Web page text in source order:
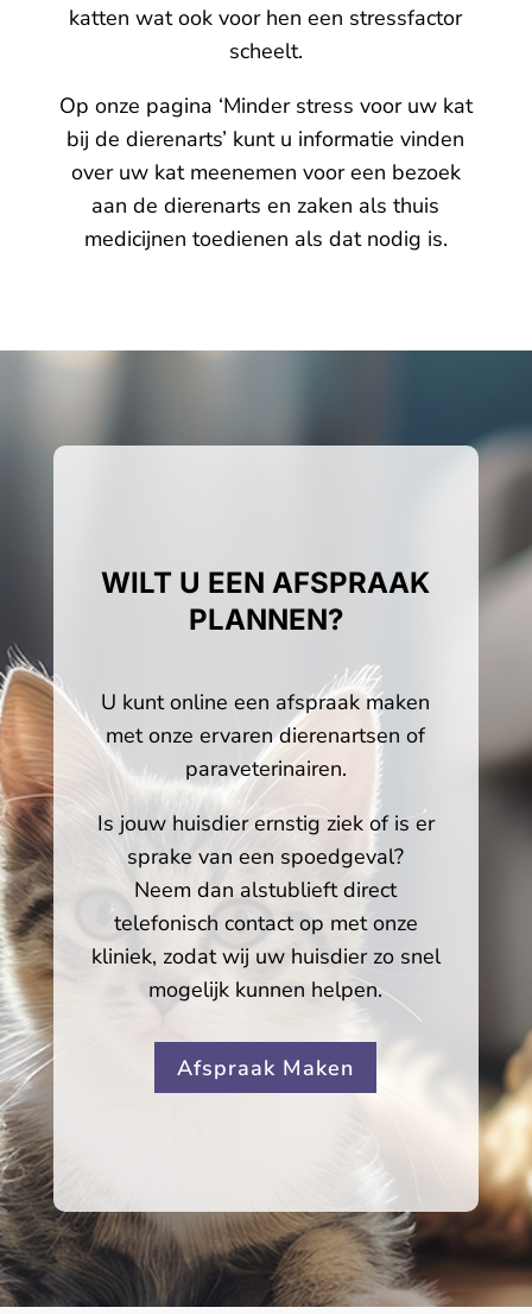
katten wat ook voor hen een stressfactor
scheelt.
Op onze pagina ‘Minder stress voor uw kat
bij de dierenarts’ kunt u informatie vinden
over uw kat meenemen voor een bezoek
aan de dierenarts en zaken als thuis
medicijnen toedienen als dat nodig is.
WILT U EEN AFSPRAAK
PLANNEN?
U kunt online een afspraak maken
met onze ervaren dierenartsen of
paraveterinairen.
Is jouw huisdier ernstig ziek of is er
sprake van een spoedgeval?
Neem dan alstublieft direct
telefonisch contact op met onze
kliniek, zodat wij uw huisdier zo snel
mogelijk kunnen helpen.
Afspraak Maken